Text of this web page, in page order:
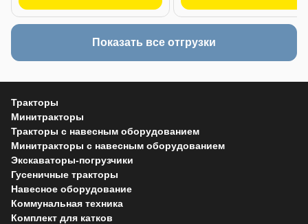
Показать все отгрузки
Тракторы
Минитракторы
Тракторы с навесным оборудованием
Минитракторы с навесным оборудованием
Экскаваторы-погрузчики
Гусеничные тракторы
Навесное оборудование
Коммунальная техника
Комплект для катков